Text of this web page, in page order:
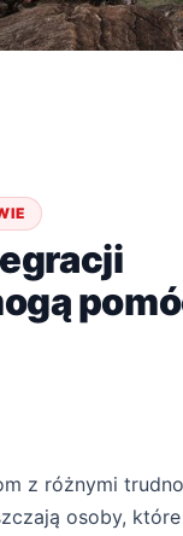
z różnymi
osoby,